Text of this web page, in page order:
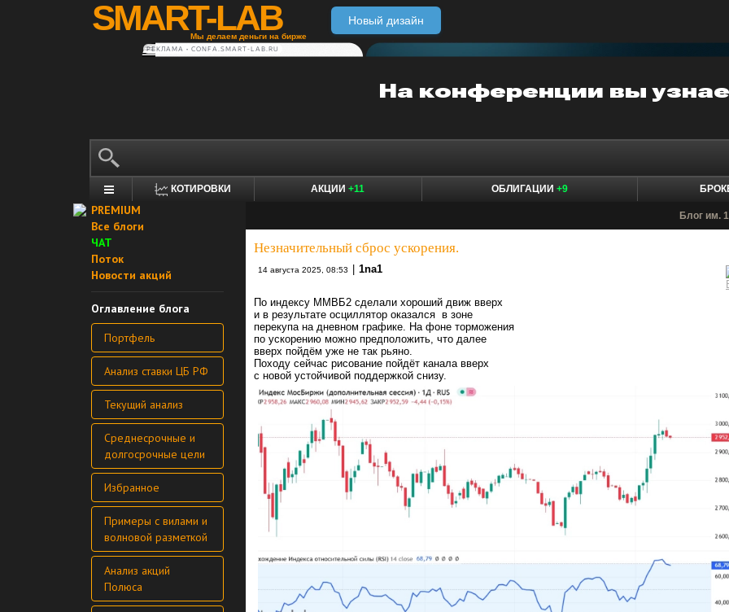
SMART-LAB
Мы делаем деньги на бирже
Новый дизайн
РЕКЛАМА • CONFA.SMART-LAB.RU
КОТИРОВКИ АКЦИИ +11 ОБЛИГАЦИИ +9
PREMIUM
Все блоги
ЧАТ
Поток
Новости акций
Оглавление блога
Портфель
Анализ ставки ЦБ РФ
Текущий анализ
Среднесрочные и
долгосрочные цели
Избранное
Примеры с вилами и
волновой разметкой
Анализ акций
Полюса
Блог им.
Незначительный сброс ускорения.
14 августа 2025, 08:53 1na1
По индексу ММВБ2 сделали хороший движ вверх
и в результате осциллятор оказался в зоне
перекупа на дневном графике. На фоне торможения
по ускорению можно предположить, что далее
вверх пойдём уже не так рьяно.
Походу сейчас рисование пойдёт канала вверх
с новой устойчивой поддержкой снизу.